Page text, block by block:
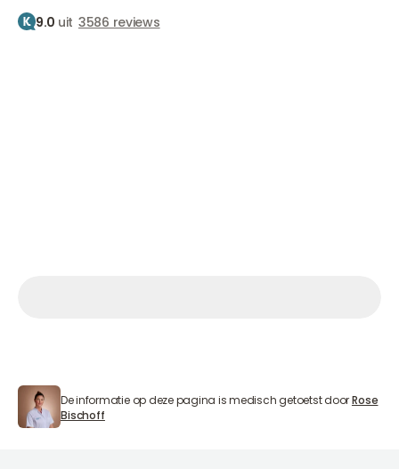
9.0 uit 3586 reviews
Rose Bischoff
De informatie op deze pagina is medisch getoetst doorRose
Bischoff